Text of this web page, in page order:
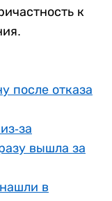
к
после отказа
за
вышла за
в